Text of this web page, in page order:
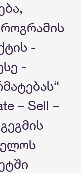
-
-
– Sell –